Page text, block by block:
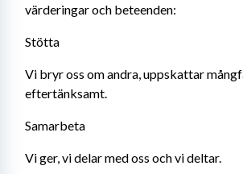
värderingar och beteenden:
Stötta
Vi bryr oss om andra, uppskattar
eftertänksamt.
Samarbeta
Vi ger, vi delar med oss och vi deltar.